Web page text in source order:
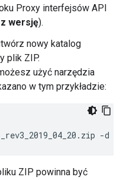
Proxy interfejsów API
wersję).
nowy katalog
plik ZIP.
użyć narzędzia
w tym przykładzie:
-d
ZIP powinna być